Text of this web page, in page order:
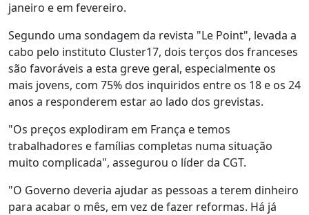
janeiro e em fevereiro.
Segundo uma sondagem da revista "Le Point", levada a
cabo pelo instituto Cluster17, dois terços dos franceses
são favoráveis a esta greve geral, especialmente os
mais jovens, com 75% dos inquiridos entre os 18 e os 24
anos a responderem estar ao lado dos grevistas.
"Os preços explodiram em França e temos
trabalhadores e famílias completas numa situação
muito complicada", assegurou o líder da CGT.
"O Governo deveria ajudar as pessoas a terem dinheiro
para acabar o mês, em vez de fazer reformas. Há já